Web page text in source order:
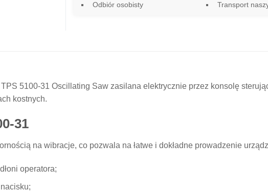
Odbiór osobisty Transport
5100-31 Oscillating Saw zasilana elektrycznie przez konsolę
kostnych.
31
na wibracje, co pozwala na łatwe i dokładne prowadzenie
operatora;